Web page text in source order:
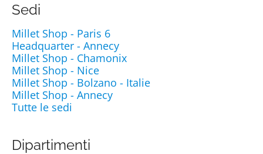
Sedi
Millet Shop - Paris 6
Headquarter - Annecy
Millet Shop - Chamonix
Millet Shop - Nice
Millet Shop - Bolzano - Italie
Millet Shop - Annecy
Tutte le sedi
Dipartimenti